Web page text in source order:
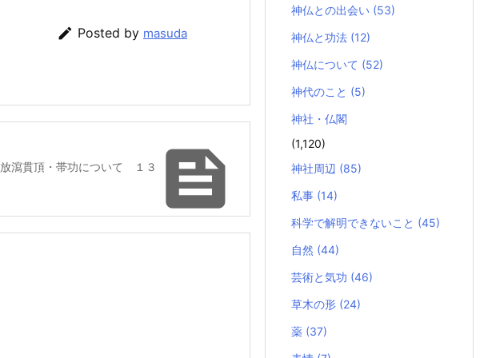
 Posted by masuda

放瀉貫頂・帯功について １３
神仏との出会い (53)
神仏と功法 (12)
神仏について (52)
神代のこと (5)
神社・仏閣
(1,120)
神社周辺 (85)
私事 (14)
科学で解明できないこと (45)
自然 (44)
芸術と気功 (46)
草木の形 (24)
薬 (37)